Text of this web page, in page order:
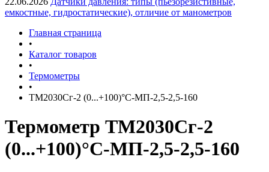
емкостные, гидростатические), отличие от манометров
Главная страница
•
Каталог товаров
•
Термометры
•
ТМ2030Сг-2 (0...+100)°С-МП-2,5-2,5-160
Термометр ТМ2030Сг-2
(0...+100)°С-МП-2,5-2,5-160